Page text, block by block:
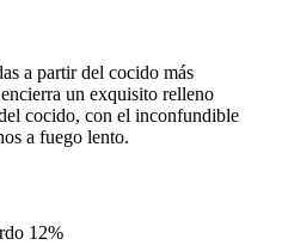
a partir del cocido más
un exquisito relleno
cocido, con el inconfundible
a fuego lento.
12%